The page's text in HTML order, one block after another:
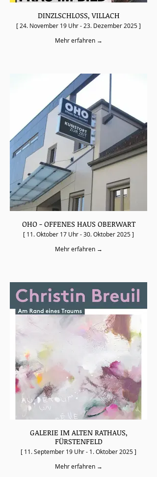
DINZLSCHLOSS, VILLACH
[ 24. November 19 Uhr - 23. Dezember 2025 ]
Mehr erfahren →
OHO - OFFENES HAUS OBERWART
[ 11. Oktober 17 Uhr - 30. Oktober 2025 ]
Mehr erfahren →
GALERIE IM ALTEN RATHAUS,
FÜRSTENFELD
[ 11. September 19 Uhr - 1. Oktober 2025 ]
Mehr erfahren →